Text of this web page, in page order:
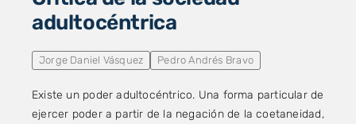
adultocéntrica
Jorge Daniel Vásquez Pedro Andrés Bravo
Existe un poder adultocéntrico. Una forma particular de
ejercer poder a partir de la negación de la coetaneidad,